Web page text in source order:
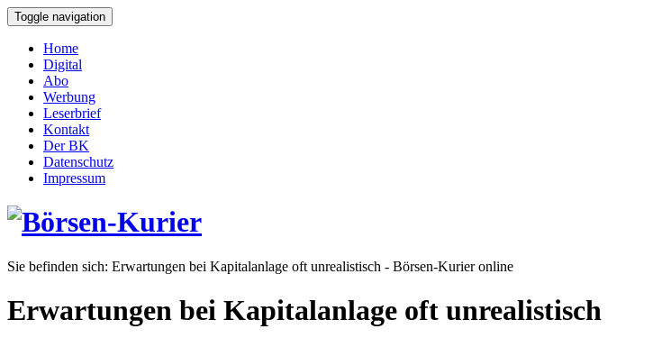
Toggle navigation
Home
Digital
Abo
Werbung
Leserbrief
Kontakt
Der BK
Datenschutz
Impressum
Sie befinden sich: Erwartungen bei Kapitalanlage oft unrealistisch - Börsen-Kurier online
Erwartungen bei Kapitalanlage oft unrealistisch